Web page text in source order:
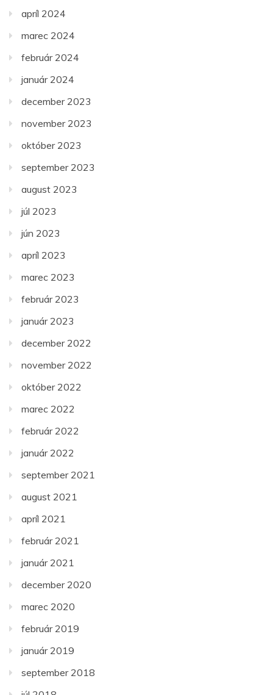
apríl 2024
marec 2024
február 2024
január 2024
december 2023
november 2023
október 2023
september 2023
august 2023
júl 2023
jún 2023
apríl 2023
marec 2023
február 2023
január 2023
december 2022
november 2022
október 2022
marec 2022
február 2022
január 2022
september 2021
august 2021
apríl 2021
február 2021
január 2021
december 2020
marec 2020
február 2019
január 2019
september 2018